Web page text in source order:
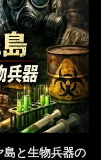
島と生物兵器の